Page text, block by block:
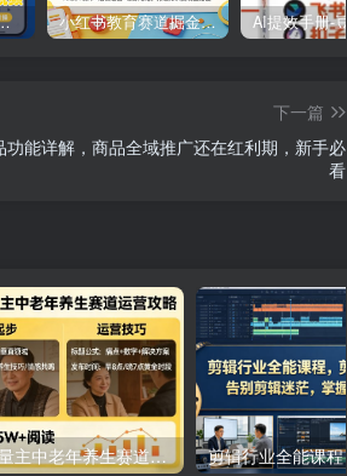
视频还在手动做？用扣子工作流自动生成，省时90% 小红书教育赛道掘金实战课：AI课件制作+店铺运营+爆款笔记，打通知识变现全路径
下一篇
功能详解，商品全域推广还在红利期，新手必
看
公众号流量主中老年养生赛道，新号篇篇5W+阅读，新手也能这样跑